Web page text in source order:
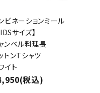
ビネーションミール
サイズ】
ンベル料理長
トンTシャツ
イト
税込)